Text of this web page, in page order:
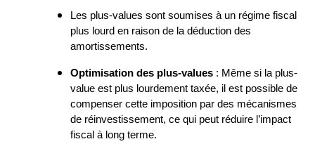
Les plus-values sont soumises à un régime fiscal
plus lourd en raison de la déduction des
amortissements.
Optimisation des plus-values : Même si la plus-
value est plus lourdement taxée, il est possible de
compenser cette imposition par des mécanismes
de réinvestissement, ce qui peut réduire l’impact
fiscal à long terme.